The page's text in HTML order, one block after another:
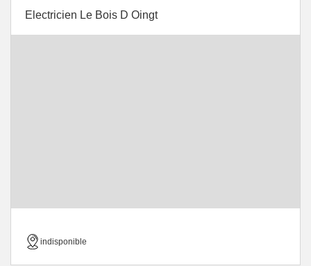
Electricien Le Bois D Oingt
indisponible